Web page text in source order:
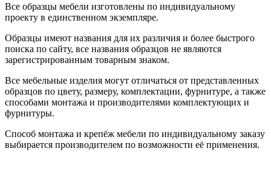
Все образцы мебели изготовлены по индивидуальному
проекту в единственном экземпляре.
Образцы имеют названия для их различия и более быстрого
поиска по сайту, все названия образцов не являются
зарегистрированным товарным знаком.
Все мебельные изделия могут отличаться от представленных
образцов по цвету, размеру, комплектации, фурнитуре, а также
способами монтажа и производителями комплектующих и
фурнитуры.
Способ монтажа и крепёж мебели по индивидуальному заказу
выбирается производителем по возможности её применения.